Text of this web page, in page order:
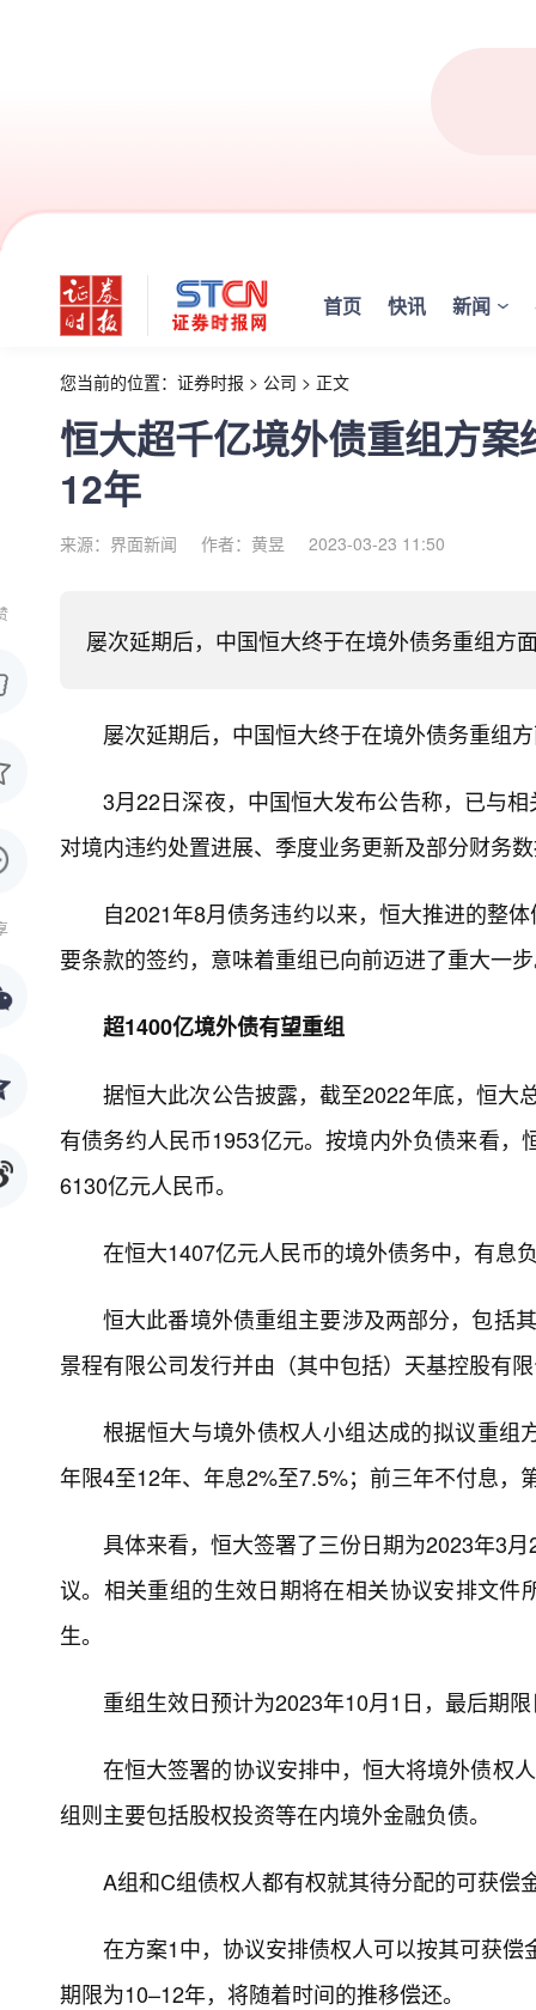
首页 快讯 新闻
您当前的位置： 证券时报 > 公司 > 正文
恒大超千亿境外债重组方
12年
来源：界面新闻 作者：黄昱 2023-03-23 11:50
屡次延期后，中国恒大终于在境外债务重组方
屡次延期后，中国恒大终于在境外债务重组
3月22日深夜，中国恒大发布公告称，已与
对境内违约处置进展、季度业务更新及部分财务
自2021年8月债务违约以来，恒大推进的整
要条款的签约，意味着重组已向前迈进了重大一
超1400亿境外债有望重组
据恒大此次公告披露，截至2022年底，恒大
有债务约人民币1953亿元。按境内外负债来看
6130亿元人民币。
在恒大1407亿元人民币的境外债务中，有息
恒大此番境外债重组主要涉及两部分，包括
景程有限公司发行并由（其中包括）天基控股有
根据恒大与境外债权人小组达成的拟议重
年限4至12年、年息2%至7.5%；前三年不付息，
具体来看，恒大签署了三份日期为2023年3
议。相关重组的生效日期将在相关协议安排文
生。
重组生效日预计为2023年10月1日，最后期
在恒大签署的协议安排中，恒大将境外债权
组则主要包括股权投资等在内境外金融负债。
A组和C组债权人都有权就其待分配的可获偿
在方案1中，协议安排债权人可以按其可获
期限为10–12年，将随着时间的推移偿还。